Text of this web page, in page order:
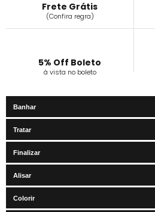
Frete Grátis
(Confira regra)
5% Off Boleto
à vista no boleto
Banhar
Tratar
Finalizar
Alisar
Colorir